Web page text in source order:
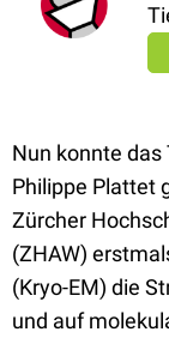
Nun konnte
Philippe Plattet
Zürcher
(ZHAW)
(Kryo-EM) die
und auf